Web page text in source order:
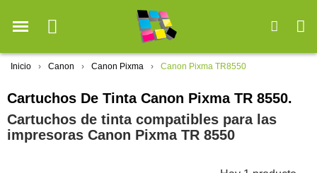
Inicio Canon Canon Pixma Canon Pixma TR8550
Cartuchos De Tinta Canon Pixma TR 8550.
Cartuchos de tinta compatibles para las
impresoras Canon Pixma TR 8550